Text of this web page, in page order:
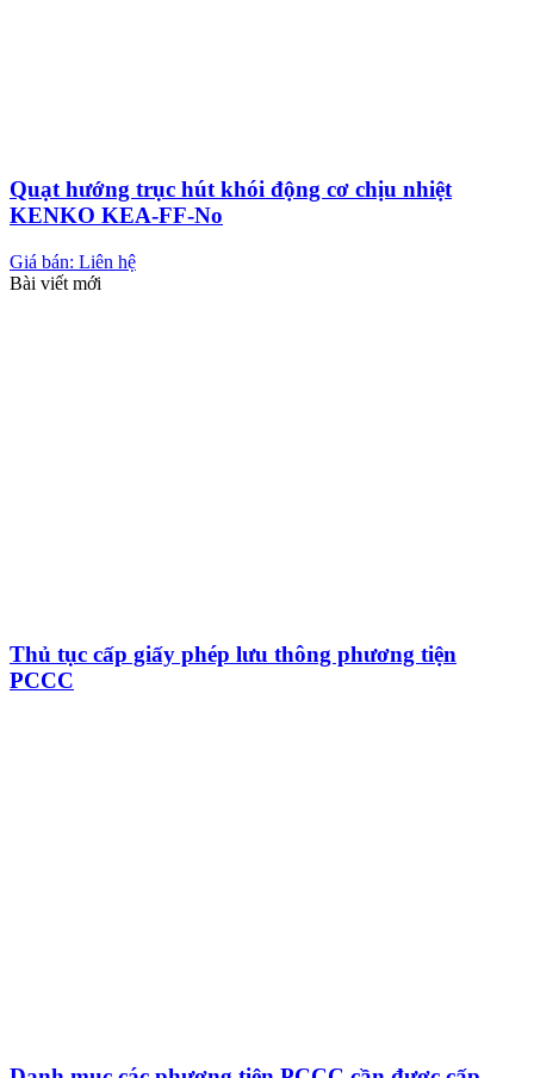
Quạt hướng trục hút khói động cơ chịu nhiệt
KENKO KEA-FF-No
Giá bán: Liên hệ
Bài viết mới
Thủ tục cấp giấy phép lưu thông phương tiện
PCCC